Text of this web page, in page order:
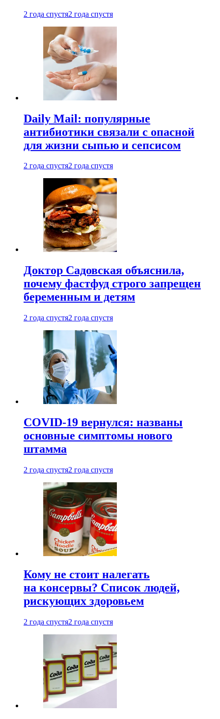
2 года спустя2 года спустя
Daily Mail: популярные
антибиотики связали с опасной
для жизни сыпью и сепсисом
2 года спустя2 года спустя
Доктор Садовская объяснила,
почему фастфуд строго запрещен
беременным и детям
2 года спустя2 года спустя
COVID-19 вернулся: названы
основные симптомы нового
штамма
2 года спустя2 года спустя
Кому не стоит налегать
на консервы? Список людей,
рискующих здоровьем
2 года спустя2 года спустя